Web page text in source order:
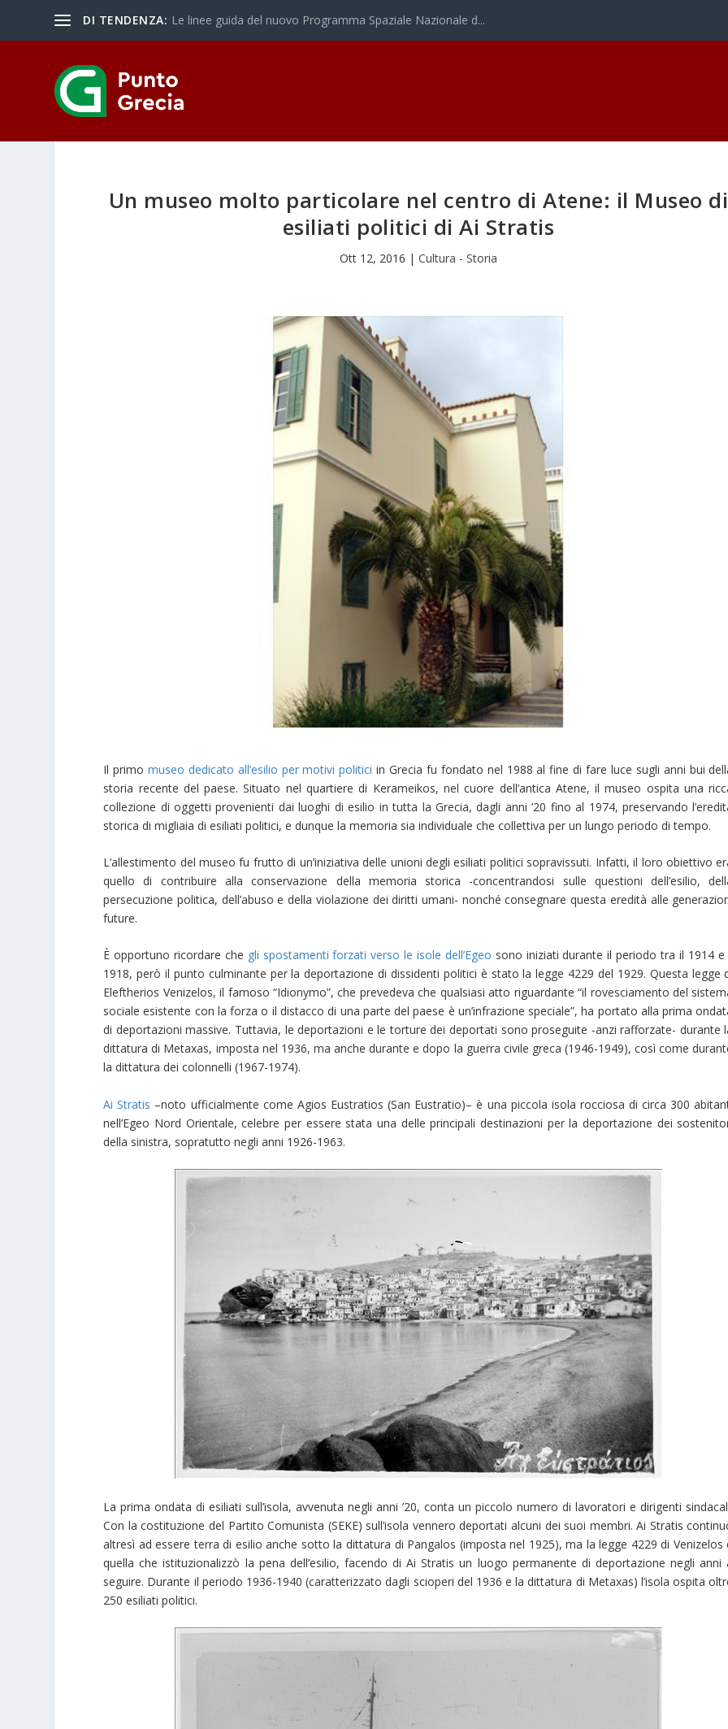
DI TENDENZA: Le linee guida del nuovo Programma Spaziale Nazionale d...
Un museo molto particolare nel centro di Atene: il Museo di
esiliati politici di Ai Stratis
Ott 12, 2016 | Cultura - Storia
Ιl primo museo dedicato all’esilio per motivi politici in Grecia fu fondato nel 1988 al fine di fare luce sugli anni bui
storia recente del paese. Situato nel quartiere di Kerameikos, nel cuore dell’antica Atene, il museo ospita una
collezione di oggetti provenienti dai luoghi di esilio in tutta la Grecia, dagli anni ’20 fino al 1974, preservando
storica di migliaia di esiliati politici, e dunque la memoria sia individuale che collettiva per un lungo periodo di tempo.
L’allestimento del museo fu frutto di un’iniziativa delle unioni degli esiliati politici sopravissuti. Infatti, il loro obiettivo
quello di contribuire alla conservazione della memoria storica -concentrandosi sulle questioni dell’esilio,
persecuzione politica, dell’abuso e della violazione dei diritti umani- nonché consegnare questa eredità alle
future.
È opportuno ricordare che gli spostamenti forzati verso le isole dell’Egeo sono iniziati durante il periodo tra il 1914 e
1918, però il punto culminante per la deportazione di dissidenti politici è stato la legge 4229 del 1929. Questa legge
Eleftherios Venizelos, il famoso “Idionymo”, che prevedeva che qualsiasi atto riguardante “il rovesciamento del
sociale esistente con la forza o il distacco di una parte del paese è un’infrazione speciale”, ha portato alla prima
di deportazioni massive. Tuttavia, le deportazioni e le torture dei deportati sono proseguite -anzi rafforzate- durante
dittatura di Metaxas, imposta nel 1936, ma anche durante e dopo la guerra civile greca (1946-1949), così come
la dittatura dei colonnelli (1967-1974).
Ai Stratis –noto ufficialmente come Agios Eustratios (San Eustratio)– è una piccola isola rocciosa di circa 300
nell’Egeo Nord Orientale, celebre per essere stata una delle principali destinazioni per la deportazione dei
della sinistra, sopratutto negli anni 1926-1963.
La prima ondata di esiliati sull’isola, avvenuta negli anni ’20, conta un piccolo numero di lavoratori e dirigenti
Con la costituzione del Partito Comunista (SEKE) sull’isola vennero deportati alcuni dei suoi membri. Ai Stratis
altresì ad essere terra di esilio anche sotto la dittatura di Pangalos (imposta nel 1925), ma la legge 4229 di Venizelos
quella che istituzionalizzò la pena dell’esilio, facendo di Ai Stratis un luogo permanente di deportazione negli anni
seguire. Durante il periodo 1936-1940 (caratterizzato dagli scioperi del 1936 e la dittatura di Metaxas) l’isola ospita
250 esiliati politici.